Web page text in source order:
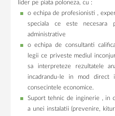
lider pe piata poloneza, cu :
o echipa de profesionisti ,
speciala ce este necesara
administrative
o echipa de consultanti
legii ce priveste mediul
sa interpreteze rezultatele
incadrandu-le in mod
consecintele economice.
Suport tehnic de inginerie , in
a unei instalatii (prevenire,